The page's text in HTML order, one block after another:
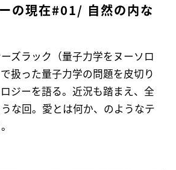
ーの現在#01/ 自然の内な
ズラック（量子力学をヌーソロ
扱った量子力学の問題を皮切り
ジーを語る。近況も踏まえ、全
な回。愛とは何か、のようなテ